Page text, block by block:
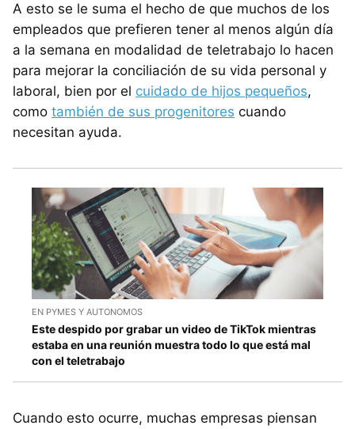
A esto se le suma el hecho de que muchos de los
empleados que prefieren tener al menos algún día
a la semana en modalidad de teletrabajo lo hacen
para mejorar la conciliación de su vida personal y
laboral, bien por el cuidado de hijos pequeños,
como también de sus progenitores cuando
necesitan ayuda.
EN PYMES Y AUTONOMOS
Este despido por grabar un video de TikTok mientras
estaba en una reunión muestra todo lo que está mal
con el teletrabajo
Cuando esto ocurre, muchas empresas piensan